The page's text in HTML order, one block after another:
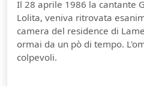
Il 28 aprile 1986 la cantante
Lolita, veniva ritrovata
camera del residence di
ormai da un pò di tempo.
colpevoli.